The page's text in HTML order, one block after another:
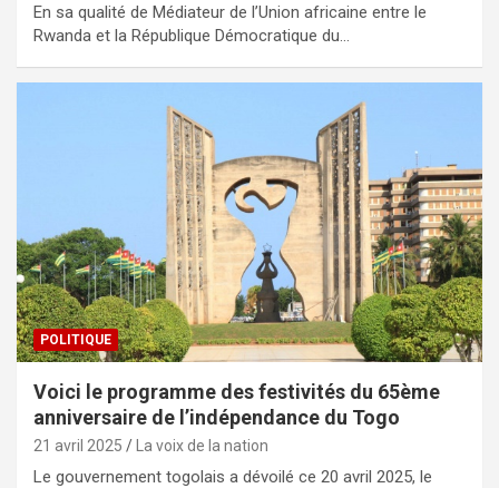
En sa qualité de Médiateur de l’Union africaine entre le
Rwanda et la République Démocratique du…
POLITIQUE
Voici le programme des festivités du 65ème
anniversaire de l’indépendance du Togo
21 avril 2025 La voix de la nation
Le gouvernement togolais a dévoilé ce 20 avril 2025, le